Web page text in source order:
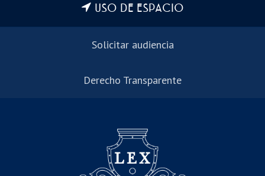
USO DE ESPACIO
Solicitar audiencia
Derecho Transparente